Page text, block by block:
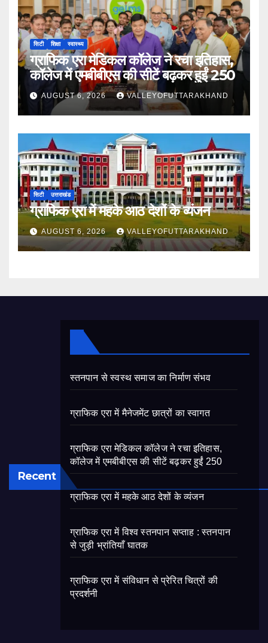
सिटी शिक्षा स्वास्थ्य
ग्राफिक एरा मेडिकल कॉलेज ने रचा इतिहास,
कॉलेज में एमबीबीएस की सीटें बढ़कर हुईं 250
AUGUST 6, 2026 VALLEYOFUTTARAKHAND
सिटी उत्तराखंड
ग्राफिक एरा में महके आठ देशों के व्यंजन
AUGUST 6, 2026 VALLEYOFUTTARAKHAND
Recent
स्तनपान से स्वस्थ समाज का निर्माण संभव
ग्राफिक एरा में मैनेजमेंट छात्रों का स्वागत
ग्राफिक एरा मेडिकल कॉलेज ने रचा इतिहास,
कॉलेज में एमबीबीएस की सीटें बढ़कर हुईं 250
ग्राफिक एरा में महके आठ देशों के व्यंजन
ग्राफिक एरा में विश्व स्तनपान सप्ताह : स्तनपान
से जुड़ी भ्रांतियाँ घातक
ग्राफिक एरा में संविधान से प्रेरित चित्रों की
प्रदर्शनी